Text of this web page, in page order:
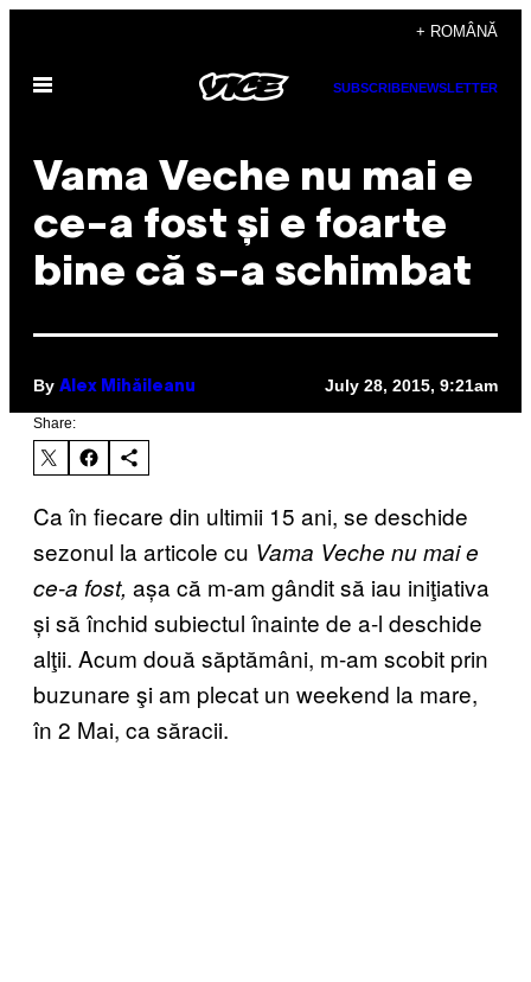
content
+ ROMÂNĂ
Open
SUBSCRIBENEWSLETTER
Vama Veche nu mai e
ce-a fost și e foarte
bine că s-a schimbat
By Alex Mihăileanu July 28, 2015, 9:21am
Share:
Ca în fiecare din ultimii 15 ani, se deschide
sezonul la articole cu Vama Veche nu mai e
ce-a fost, așa că m-am gândit să iau iniţiativa
și să închid subiectul înainte de a-l deschide
alţii. Acum două săptămâni, m-am scobit prin
buzunare şi am plecat un weekend la mare,
în 2 Mai, ca săracii.